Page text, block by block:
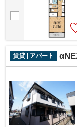
賃貸 | アパート